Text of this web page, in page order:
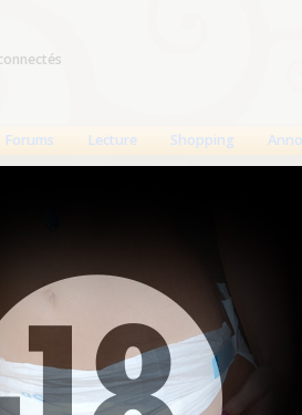
Forums Lecture Shopping
est